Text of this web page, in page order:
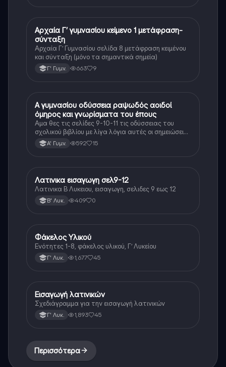
Αρχαία Ελληνικά
Αρχαία Γ’ γυμνασίου κείμενο 1 μετάφραση-
σύνταξη
Αρχαία Γ’ Γυμνασίου σελίδα 8 μετάφραση κειμένου
και σύνταξη (μόνο τα σημαντικά σημεία)
Γ' Γυμν. 663 9
Αρχαία Ελληνικά
Α γυμνασίου οδύσσεια ραψωδός αοιδοί
όμηρος και γνωρίσματα του έπους
Αμα θες τις σελίδες 9-10-11 τις οδύσσειας του
σχολικού βιβλίου με λίγα λόγια αυτές οι σημειώσεις
θα σε βοηθήσουν αρκετά στο διάβασμα σου
Α' Γυμν. 592 15
Νέα Ελληνικά
Λατινικα εισαγωγη σελ9-12
Λατινικα Β Λυκειου, εισαγωγη, σελιδες 9 εως 12
Β' Λυκ. 409 0
Αρχαία Ελληνικά
Φάκελος Υλικού
Ενότητες 1-8, φάκελος υλικού, Γ’ Λυκείου
Γ' Λυκ. 1,677 45
Λατινικά
Εισαγωγή λατινικών
Σχεδιάγραμμα για την εισαγωγή λατινικών
Γ' Λυκ. 1,893 45
Περισσότερα